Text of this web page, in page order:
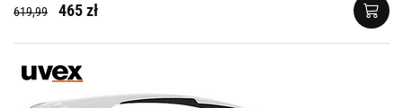
619,99 465 zł